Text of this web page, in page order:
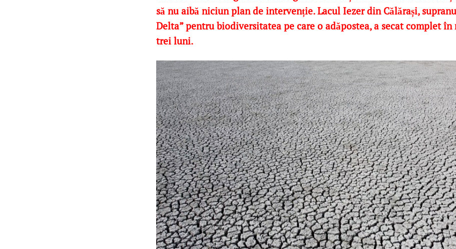
să nu aibă niciun plan de intervenție. Lacul Iezer din Călărași,
Delta” pentru biodiversitatea pe care o adăpostea, a secat complet
trei luni.